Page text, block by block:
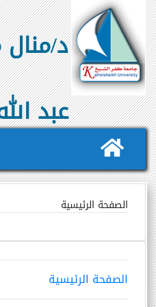
د/
عبد
الصفحة الرئيسية
الصفحة الرئيسية